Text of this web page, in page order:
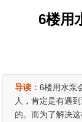
6楼用
导读：6楼用水泵
人，肯定是有遇
的。而为了解决